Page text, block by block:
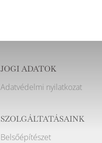
JOGI ADATOK
Adatvédelmi nyilatkozat
SZOLGÁLTATÁSAINK
Belsőépítészet